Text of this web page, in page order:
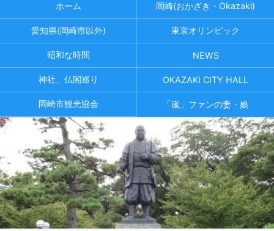
ホーム 岡崎(おかざき・Okazaki)
愛知県(岡崎市以外) 東京オリンピック
昭和な時間 NEWS
神社、仏閣巡り OKAZAKI CITY HALL
岡崎市観光協会 「嵐」ファンの妻・娘